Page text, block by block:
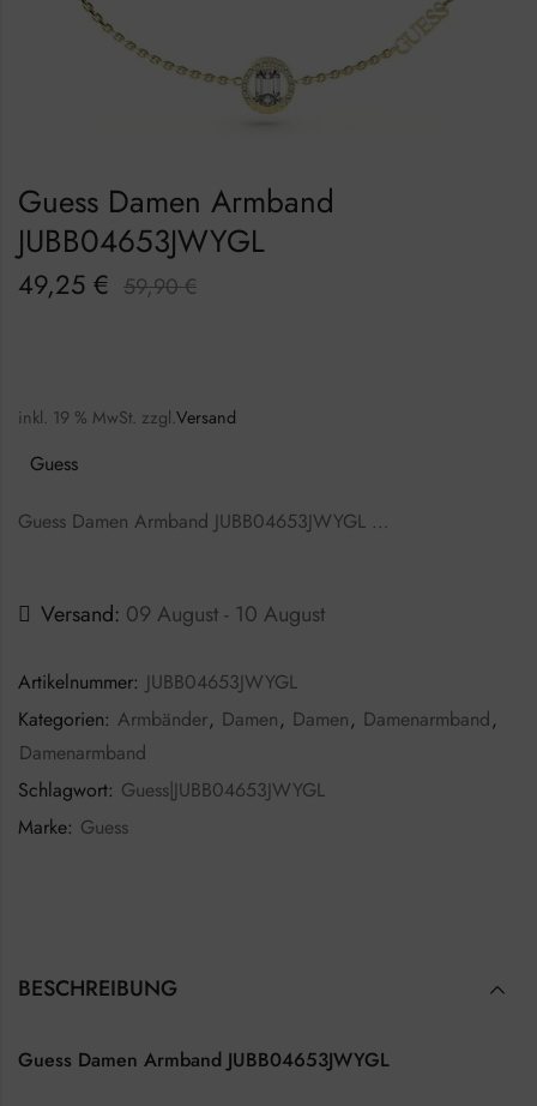
Guess Damen Armband
JUBB04653JWYGL
49,25 € 59,90€
inkl. 19 % MwSt. zzgl.Versand
Guess
Guess Damen Armband JUBB04653JWYGL …
Versand: 09 August - 10 August
Artikelnummer: JUBB04653JWYGL
Kategorien: Armbänder, Damen, Damen, Damenarmband,
Damenarmband
Schlagwort: Guess|JUBB04653JWYGL
Marke: Guess
BESCHREIBUNG
Guess Damen Armband JUBB04653JWYGL